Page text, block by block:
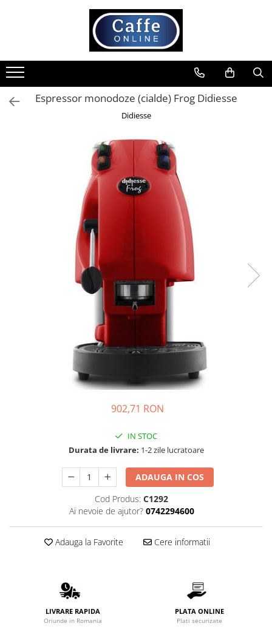
Cafea
Cafea Boabe
Capsule Cafea
Aparate Automate
Pahare de cafea
Pliculete Zahar si Miere
Aparate SH
Piese schimb espressoare
Accesorii si intretinere
Espressor monodoze (cialde) Frog Didiesse
Didiesse
902,71 RON
IN STOC
Durata de livrare: 1-2 zile lucratoare
ADAUGA IN COS
Cod Produs: C1292
Ai nevoie de ajutor? 0742294600
Adauga la Favorite Cere informatii
LIVRARE RAPIDA
Oriunde in Romania
PLATA ONLINE
Plati securizate